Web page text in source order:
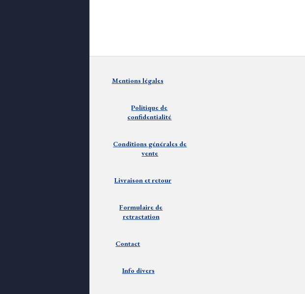
Mentions légales
Politique de
confidentialité
Conditions générales de
vente
Livraison etretour
Formulaire de
retractation
Contact
Info divers